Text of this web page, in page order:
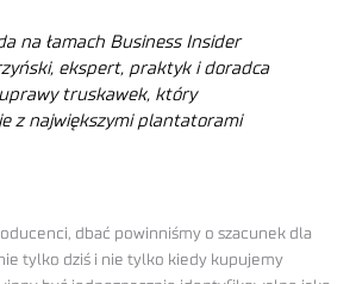
na łamach Business Insider
ekspert, praktyk i doradca
truskawek, który
z największymi plantatorami
dbać powinniśmy o szacunek dla
tylko dziś i nie tylko kiedy kupujemy